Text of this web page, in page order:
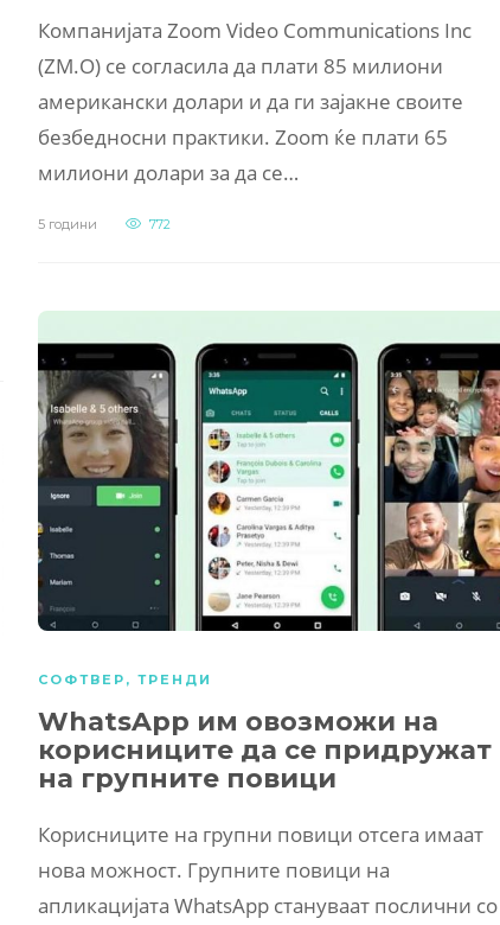
Компанијата Zoom Video Communications Inc
(ZM.O) се согласила да плати 85 милиони
американски долари и да ги зајакне своите
безбедносни практики. Zoom ќе плати 65
милиони долари за да се…
5 години 772
СОФТВЕР , ТРЕНДИ
WhatsApp им овозможи на
корисниците да се придружат
на групните повици
Корисниците на групни повици отсега имаат
нова можност. Групните повици на
апликацијата WhatsApp стануваат послични со